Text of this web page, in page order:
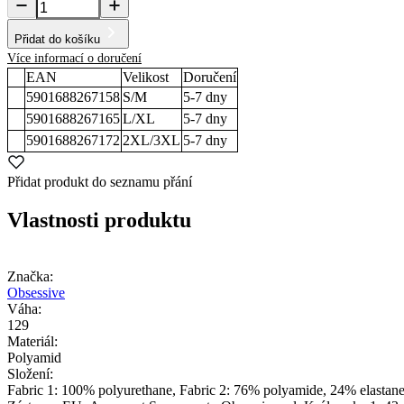
Přidat do košíku
Více informací o doručení
EAN Velikost
Doručení
5901688267158 S/M 5-7 dny
5901688267165L/XL 5-7 dny
5901688267172 2XL/3XL 5-7 dny
Přidat produkt do seznamu přání
Vlastnosti produktu
Značka:
Obsessive
Váha:
129
Materiál:
Polyamid
Složení:
Fabric 1: 100% polyurethane, Fabric 2: 76% polyamide, 24% elastane